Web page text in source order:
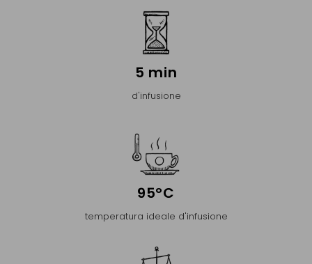
5 min
d'infusione
95°C
temperatura ideale d'infusione